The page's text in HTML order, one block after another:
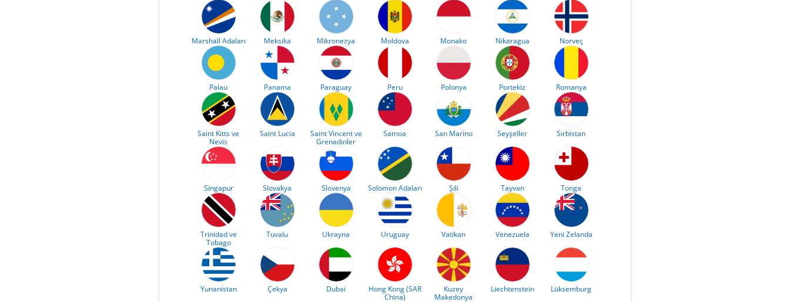
Marshall Adaları Meksika Mikronezya Moldova Monako Nikaragua Norveç
Palau Panama Paraguay Peru Polonya Portekiz Romanya
Saint Kitts ve
Nevis
Saint Lucia
Saint Vincent ve
Grenadinler
Samoa San Marino Seyşeller Sırbistan
Singapur Slovakya Slovenya Solomon Adaları Şili Tayvan Tonga
Trinidad ve
Tobago
Tuvalu Ukrayna Uruguay Vatikan Venezuela Yeni Zelanda
Yunanistan Çekya Dubai
Hong Kong (SAR
China)
Kuzey
Makedonya
Liechtenstein Lüksemburg